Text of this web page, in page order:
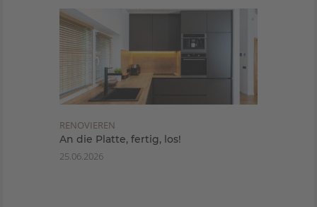
RENOVIEREN
An die Platte, fertig, los!
25.06.2026